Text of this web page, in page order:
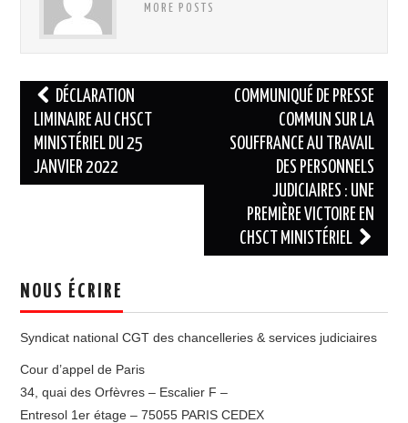
MORE POSTS
Navigation
des
articles
DÉCLARATION
LIMINAIRE AU CHSCT
MINISTÉRIEL DU 25
JANVIER 2022
COMMUNIQUÉ DE PRESSE
COMMUN SUR LA
SOUFFRANCE AU TRAVAIL
DES PERSONNELS
JUDICIAIRES : UNE
PREMIÈRE VICTOIRE EN
CHSCT MINISTÉRIEL
NOUS ÉCRIRE
Syndicat national CGT des chancelleries & services judiciaires
Cour d’appel de Paris
34, quai des Orfèvres – Escalier F –
Entresol 1er étage – 75055 PARIS CEDEX